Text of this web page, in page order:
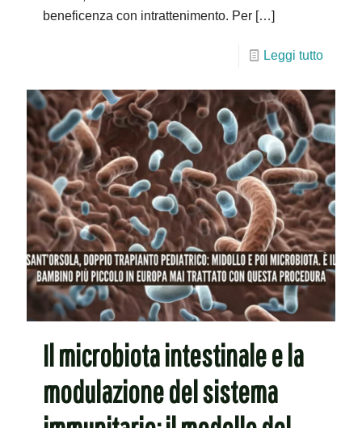
beneficenza con intrattenimento. Per […]
Leggi tutto
Il microbiota intestinale e la
modulazione del sistema